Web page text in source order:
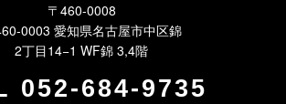
〒460-0008
0003 愛知県名古屋市中区錦
2丁目14−1 WF錦 3,4階
052-684-9735